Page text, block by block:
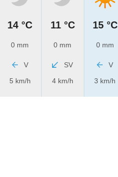
14 °C
0 mm
V
5 km/h
11 °C
0 mm
SV
4 km/h
15 °C
0 mm
V
3 km/h